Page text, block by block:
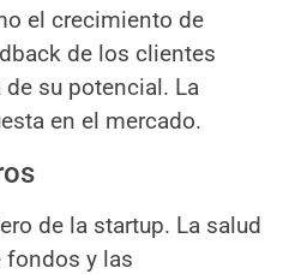
el crecimiento de
de los clientes
su potencial. La
en el mercado.
de la startup. La salud
fondos y las